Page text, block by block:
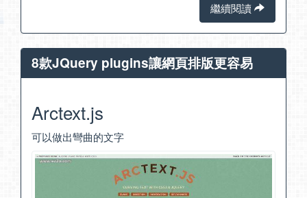
繼續閱讀
8款JQuery plugins讓網頁排版更容易
Arctext.js
可以做出彎曲的文字